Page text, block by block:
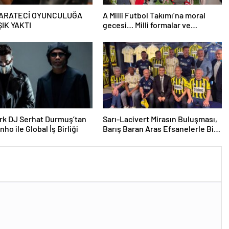
OYUNCULUĞA
YAKTI
A Milli Futbol Takımı’na moral
gecesi… Milli formalar ve
moral verdiler..
DJ Serhat Durmuş’tan
ile Global İş Birliği
Sarı-Lacivert Mirasın Buluşması,
Barış Baran Aras Efsanelerle Bir